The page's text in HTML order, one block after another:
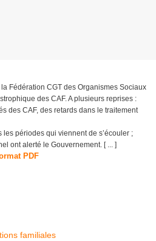
Fédération CGT des Organismes Sociaux
des CAF. A plusieurs reprises :
des CAF, des retards dans le traitement
périodes qui viennent de s’écouler ;
ont alerté le Gouvernement. [ ... ]
PDF
familiales